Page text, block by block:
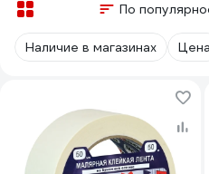
По
Наличие в магазинах Цена